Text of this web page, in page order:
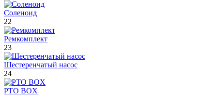
Соленоид
22
Ремкомплект
23
Шестеренчатый насос
24
PTO BOX